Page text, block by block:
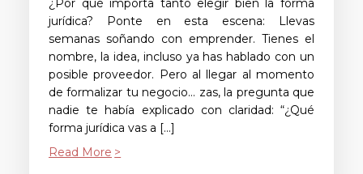
¿Por qué importa tanto elegir bien la forma
jurídica? Ponte en esta escena: Llevas
semanas soñando con emprender. Tienes el
nombre, la idea, incluso ya has hablado con un
posible proveedor. Pero al llegar al momento
de formalizar tu negocio… zas, la pregunta que
nadie te había explicado con claridad: “¿Qué
forma jurídica vas a […]
Read More